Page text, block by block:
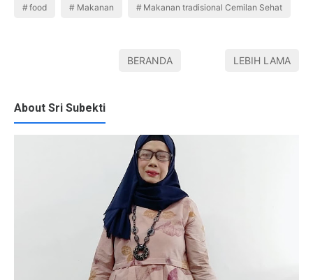
food Makanan Makanan tradisional Cemilan Sehat
BERANDA LEBIH LAMA
About Sri Subekti